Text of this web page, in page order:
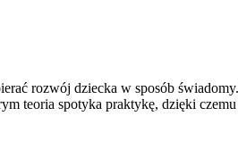
rozwój dziecka w sposób
teoria spotyka praktykę, dzięki